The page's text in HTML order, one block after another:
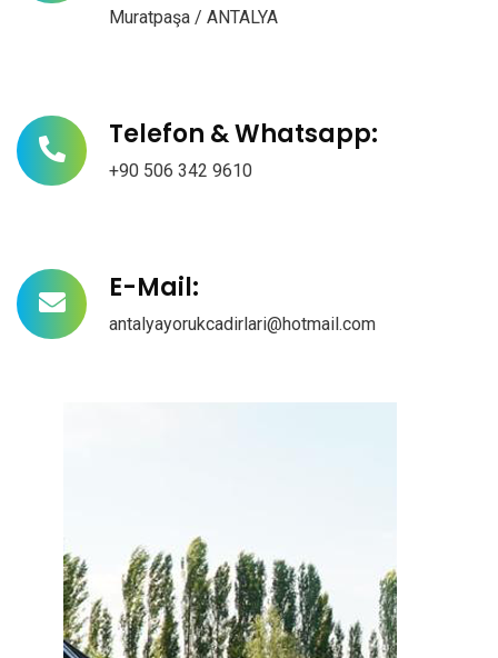
Muratpaşa / ANTALYA
Telefon & Whatsapp:
+90 506 342 9610
E-Mail:
antalyayorukcadirlari@hotmail.com